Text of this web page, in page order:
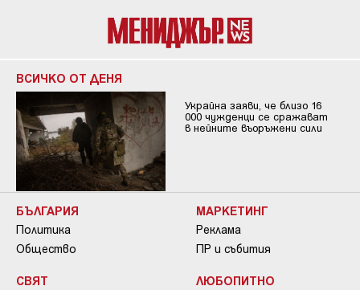
ВСИЧКО ОТ ДЕНЯ
Украйна заяви, че близо 16
000 чужденци се сражават
в нейните въоръжени сили
БЪЛГАРИЯ
Политика
Общество
СВЯТ
МАРКЕТИНГ
Реклама
ПР и събития
ЛЮБОПИТНО